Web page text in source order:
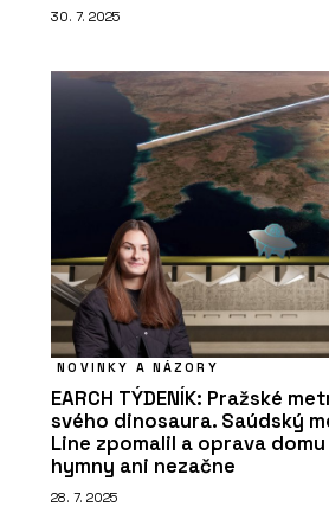
30. 7. 2025
NOVINKY A NÁZORY
EARCH TÝDENÍK: Pražské
svého dinosaura. Saúdský
Line zpomalil a oprava
hymny ani nezačne
28. 7. 2025